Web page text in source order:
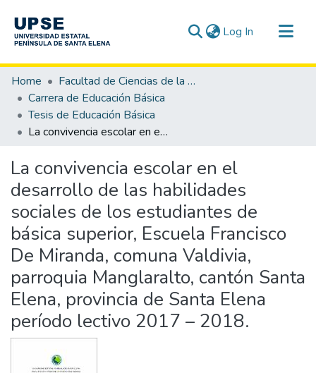
Log In (current)
Communities & Collections
All of DSpace
Statistics
Home
Facultad de Ciencias de la Educación e Idiomas
Carrera de Educación Básica
Tesis de Educación Básica
La convivencia escolar en el desarrollo de las habilidades sociales de los estudiantes de básica superior, Escuela Francisco De Miranda, comuna Valdivia, parroquia Manglaralto, cantón Santa Elena, provincia de Santa Elena período lectivo 2017 – 2018.
La convivencia escolar en el
desarrollo de las habilidades
sociales de los estudiantes de
básica superior, Escuela Francisco
De Miranda, comuna Valdivia,
parroquia Manglaralto, cantón Santa
Elena, provincia de Santa Elena
período lectivo 2017 – 2018.